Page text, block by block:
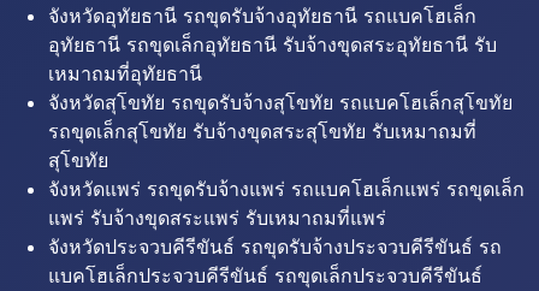
จังหวัดอุทัยธานี รถขุดรับจ้างอุทัยธานี รถแบคโฮเล็ก
อุทัยธานี รถขุดเล็กอุทัยธานี รับจ้างขุดสระอุทัยธานี รับ
เหมาถมที่อุทัยธานี
จังหวัดสุโขทัย รถขุดรับจ้างสุโขทัย รถแบคโฮเล็กสุโขทัย
รถขุดเล็กสุโขทัย รับจ้างขุดสระสุโขทัย รับเหมาถมที่
สุโขทัย
จังหวัดแพร่ รถขุดรับจ้างแพร่ รถแบคโฮเล็กแพร่ รถขุดเล็ก
แพร่ รับจ้างขุดสระแพร่ รับเหมาถมที่แพร่
จังหวัดประจวบคีรีขันธ์ รถขุดรับจ้างประจวบคีรีขันธ์ รถ
แบคโฮเล็กประจวบคีรีขันธ์ รถขุดเล็กประจวบคีรีขันธ์